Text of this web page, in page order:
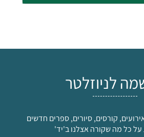
לניוזלטר
קורסים, סיורים, ספרים חדשים
כל מה שקורה אצלנו ב'יד'